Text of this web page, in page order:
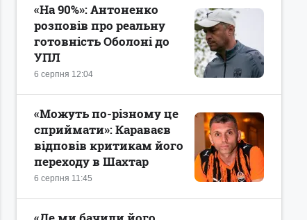
6 серпня 12:04
«На 90%»: Антоненко
розповів про реальну
готовність Оболоні до
УПЛ
6 серпня 11:45
«Можуть по-різному це
сприймати»: Караваєв
відповів критикам його
переходу в Шахтар